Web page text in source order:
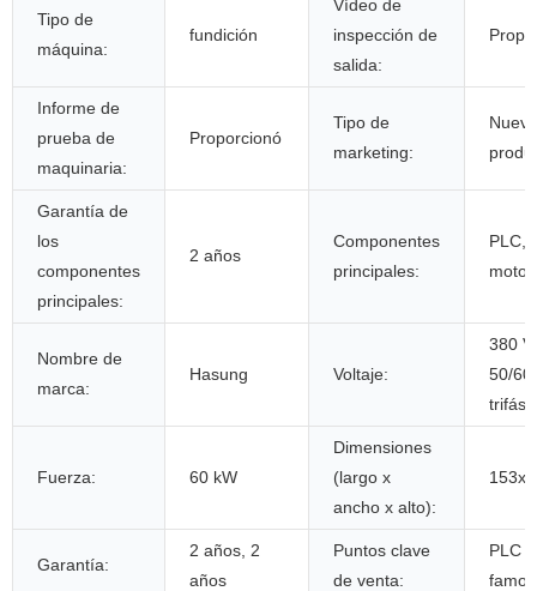
Tipo de
máquina:
fundición
Vídeo de
inspección de
salida:
Informe de
prueba de
maquinaria:
Proporcionó
Tipo de
marketing:
Nuevo
Garantía de
los
componentes
principales:
2 años
Componentes
principales:
PLC,
motor
Nombre de
marca:
Hasung Voltaje:
380
50/60
Fuerza: 60 kW
Dimensiones
(largo x
ancho x alto):
Garantía:
2 años, 2
años
Puntos clave
de venta:
PLC